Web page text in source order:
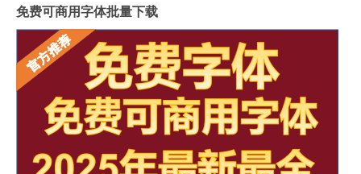
免费可商用字体批量下载